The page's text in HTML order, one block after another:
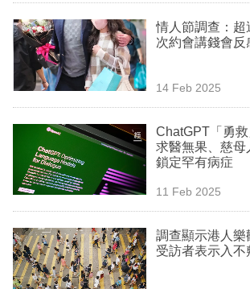
情人節調查：超
次約會講錢會反
14 Feb 2025
ChatGPT「勇
求醫無果、慈母
鎖定罕有病症
11 Feb 2025
調查顯示港人樂觀
受訪者表示入不